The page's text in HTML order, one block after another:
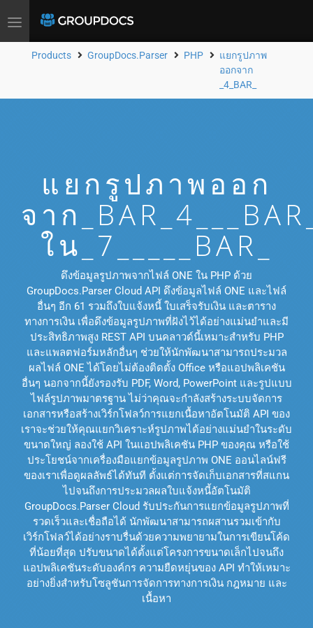
Toggle
Products
GroupDocs.Parser PHP
แยกรูปภาพ
ออกจาก
_4_BAR_
แยกรูปภาพออก
จาก
ใน_7_____BAR_
ดึงข้อมูลรูปภาพจากไฟล์ ONE ใน PHP ด้วย
GroupDocs.Parser Cloud API ดึงข้อมูลไฟล์ ONE และไฟล์
อื่นๆ อีก 61 รวมถึงใบแจ้งหนี้ ใบเสร็จรับเงิน และตาราง
ทางการเงิน เพื่อดึงข้อมูลรูปภาพที่ฝังไว้ได้อย่างแม่นยำและมี
ประสิทธิภาพสูง REST API บนคลาวด์นี้เหมาะสำหรับ PHP
และแพลตฟอร์มหลักอื่นๆ ช่วยให้นักพัฒนาสามารถประมวล
ผลไฟล์ ONE ได้โดยไม่ต้องติดตั้ง Office หรือแอปพลิเคชัน
อื่นๆ นอกจากนี้ยังรองรับ PDF, Word, PowerPoint และรูปแบบ
ไฟล์รูปภาพมาตรฐาน ไม่ว่าคุณจะกำลังสร้างระบบจัดการ
เอกสารหรือสร้างเวิร์กโฟลว์การแยกเนื้อหาอัตโนมัติ API ของ
เราจะช่วยให้คุณแยกวิเคราะห์รูปภาพได้อย่างแม่นยำในระดับ
ขนาดใหญ่ ลองใช้ API ในแอปพลิเคชัน PHP ของคุณ หรือใช้
ประโยชน์จากเครื่องมือแยกข้อมูลรูปภาพ ONE ออนไลน์ฟรี
ของเราเพื่อดูผลลัพธ์ได้ทันที ตั้งแต่การจัดเก็บเอกสารที่สแกน
ไปจนถึงการประมวลผลใบแจ้งหนี้อัตโนมัติ
GroupDocs.Parser Cloud รับประกันการแยกข้อมูลรูปภาพที่
รวดเร็วและเชื่อถือได้ นักพัฒนาสามารถผสานรวมเข้ากับ
เวิร์กโฟลว์ได้อย่างราบรื่นด้วยความพยายามในการเขียนโค้ด
ที่น้อยที่สุด ปรับขนาดได้ตั้งแต่โครงการขนาดเล็กไปจนถึง
แอปพลิเคชันระดับองค์กร ความยืดหยุ่นของ API ทำให้เหมาะ
อย่างยิ่งสำหรับโซลูชันการจัดการทางการเงิน กฎหมาย และ
เนื้อหา